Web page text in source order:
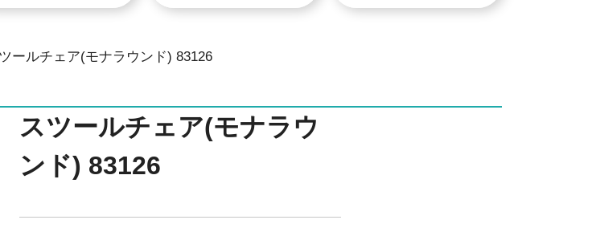
ールチェア(モナラウンド) 83126
スツールチェア(モナラウ
ンド) 83126